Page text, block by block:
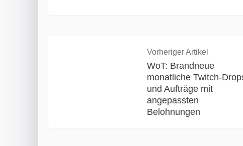
Vorheriger Artikel
WoT: Brandneue
monatliche Twitch-
und Aufträge mit
angepassten
Belohnungen